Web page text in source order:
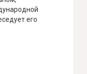
его